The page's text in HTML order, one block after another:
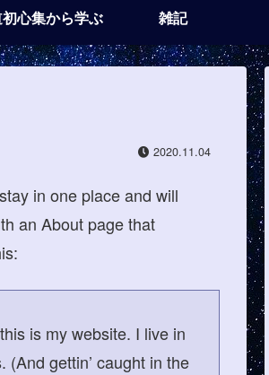
心集から学ぶ 雑記
2020.11.04
in one place and will
an About page that
is my website. I live in
gettin’ caught in the